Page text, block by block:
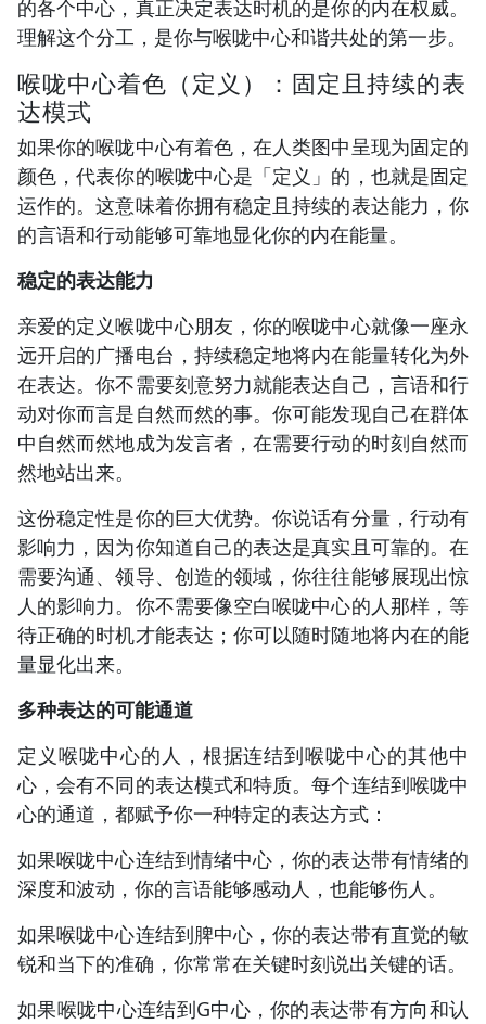
的各个中心，真正决定表达时机的是你的内在权威。
理解这个分工，是你与喉咙中心和谐共处的第一步。
喉咙中心着色（定义）：固定且持续的表
达模式
如果你的喉咙中心有着色，在人类图中呈现为固定的
颜色，代表你的喉咙中心是「定义」的，也就是固定
运作的。这意味着你拥有稳定且持续的表达能力，你
的言语和行动能够可靠地显化你的内在能量。
稳定的表达能力
亲爱的定义喉咙中心朋友，你的喉咙中心就像一座永
远开启的广播电台，持续稳定地将内在能量转化为外
在表达。你不需要刻意努力就能表达自己，言语和行
动对你而言是自然而然的事。你可能发现自己在群体
中自然而然地成为发言者，在需要行动的时刻自然而
然地站出来。
这份稳定性是你的巨大优势。你说话有分量，行动有
影响力，因为你知道自己的表达是真实且可靠的。在
需要沟通、领导、创造的领域，你往往能够展现出惊
人的影响力。你不需要像空白喉咙中心的人那样，等
待正确的时机才能表达；你可以随时随地将内在的能
量显化出来。
多种表达的可能通道
定义喉咙中心的人，根据连结到喉咙中心的其他中
心，会有不同的表达模式和特质。每个连结到喉咙中
心的通道，都赋予你一种特定的表达方式：
如果喉咙中心连结到情绪中心，你的表达带有情绪的
深度和波动，你的言语能够感动人，也能够伤人。
如果喉咙中心连结到脾中心，你的表达带有直觉的敏
锐和当下的准确，你常常在关键时刻说出关键的话。
如果喉咙中心连结到G中心，你的表达带有方向和认